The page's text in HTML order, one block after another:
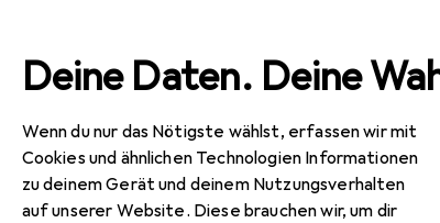
Deine Daten. Deine
Wenn du nur das Nötigste wählst, erfassen wir mit
Cookies und ähnlichen Technologien Informationen
zu deinem Gerät und deinem Nutzungsverhalten
auf unserer Website. Diese brauchen wir, um dir
Gesamtsortiment IT + Multimedia